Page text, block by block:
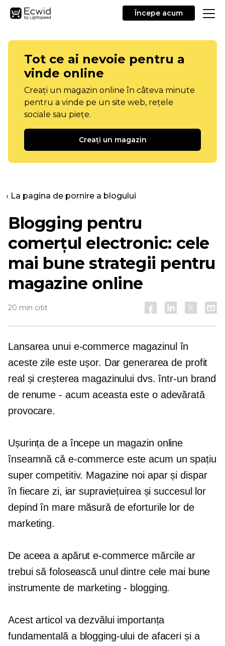
Începe acum
Tot ce ai nevoie pentru a
vinde online
Creați un magazin online în câteva minute
pentru a vinde pe un site web, rețele
sociale sau piețe.
Creați un magazin
‹ La pagina de pornire a blogului
Blogging pentru
comerțul electronic: cele
mai bune strategii pentru
magazine online
20 min citit
Lansarea unui e-commercemagazinul în
aceste zile este ușor. Dar generarea de profit
real și creșterea magazinului dvs. într-un brand
de renume - acum aceasta este o adevărată
provocare.
Ușurința de a începe un magazin online
înseamnă că e-commerceeste acum un spațiu
super competitiv. Magazine noi apar și dispar
în fiecare zi, iar supraviețuirea și succesul lor
depind în mare măsură de eforturile lor de
marketing.
De aceea a apărute-commerce mărcile ar
trebui să folosească unul dintre cele mai bune
instrumente de marketing - blogging.
Acest articol va dezvălui importanța
fundamentală a blogging-ului de afaceri și a